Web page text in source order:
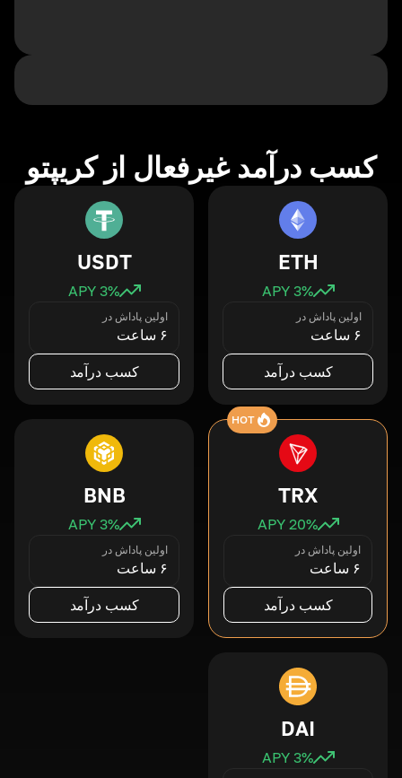
کسب درآمد غیرفعال از کریپتو
ETH
3% APY
اولین پاداش در
۶ ساعت
کسب درآمد
USDT
3% APY
اولین پاداش در
۶ ساعت
کسب درآمد
HOT
TRX
20% APY
اولین پاداش در
۶ ساعت
کسب درآمد
BNB
3% APY
اولین پاداش در
۶ ساعت
کسب درآمد
DAI
3% APY